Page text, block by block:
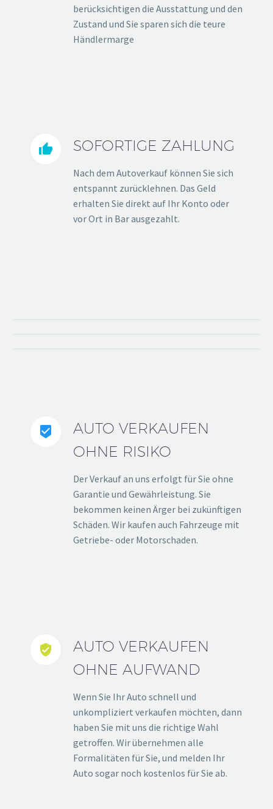
berücksichtigen die Ausstattung und den
Zustand und Sie sparen sich die teure
Händlermarge

 SOFORTIGE ZAHLUNG
Nach dem Autoverkauf können Sie sich
entspannt zurücklehnen. Das Geld
erhalten Sie direkt auf Ihr Konto oder
vor Ort in Bar ausgezahlt.


AUTO VERKAUFEN
OHNE RISIKO
Der Verkauf an uns erfolgt für Sie ohne
Garantie und Gewährleistung. Sie
bekommen keinen Ärger bei zukünftigen
Schäden. Wir kaufen auch Fahrzeuge mit
Getriebe- oder Motorschaden.


AUTO VERKAUFEN
OHNE AUFWAND
Wenn Sie Ihr Auto schnell und
unkompliziert verkaufen möchten, dann
haben Sie mit uns die richtige Wahl
getroffen. Wir übernehmen alle
Formalitäten für Sie, und melden Ihr
Auto sogar noch kostenlos für Sie ab.